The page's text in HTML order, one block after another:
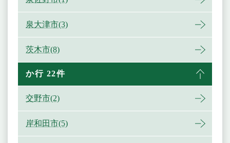
泉大津市(3)
茨木市(8)
か行 22件
交野市(2)
岸和田市(5)